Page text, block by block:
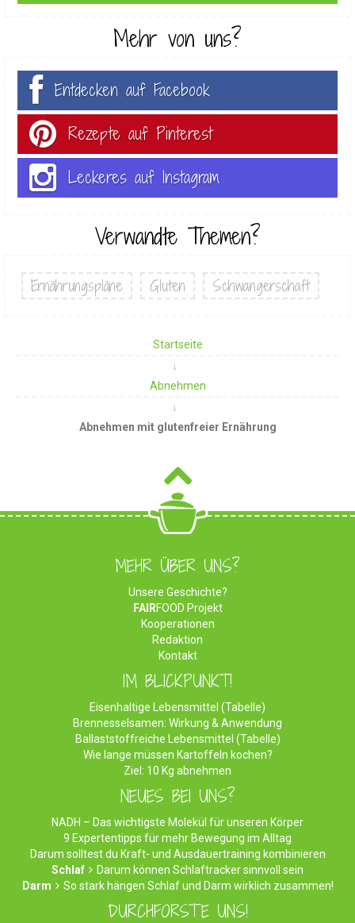
Mehr von uns?
Entdecken auf Facebook
Rezepte auf Pinterest
Leckeres auf Instagram
Verwandte Themen?
Ernährungspläne Gluten Schwangerschaft
Startseite
Abnehmen
Abnehmen mit glutenfreier Ernährung
MEHR ÜBER UNS?
Unsere Geschichte?
FAIRFOOD Projekt
Kooperationen
Redaktion
Kontakt
IM BLICKPUNKT!
Eisenhaltige Lebensmittel (Tabelle)
Brennesselsamen: Wirkung & Anwendung
Ballaststoffreiche Lebensmittel (Tabelle)
Wie lange müssen Kartoffeln kochen?
Ziel: 10 Kg abnehmen
NEUES BEI UNS?
NADH – Das wichtigste Molekül für unseren Körper
9 Expertentipps für mehr Bewegung im Alltag
Darum solltest du Kraft- und Ausdauertraining kombinieren
Schlaf
Darum können Schlaftracker sinnvoll sein
Darm
So stark hängen Schlaf und Darm wirklich zusammen!
DURCHFORSTE UNS!